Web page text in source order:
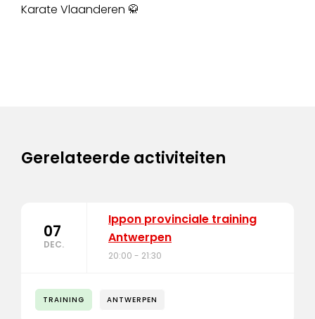
Karate Vlaanderen 🥋
Gerelateerde activiteiten
07
DEC.
Ippon provinciale training
Antwerpen
20:00 - 21:30
TRAINING ANTWERPEN